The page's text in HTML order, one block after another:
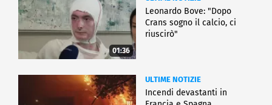
01:36
Leonardo Bove: "Dopo
Crans sogno il calcio, ci
riuscirò"
ULTIME NOTIZIE
Incendi devastanti in